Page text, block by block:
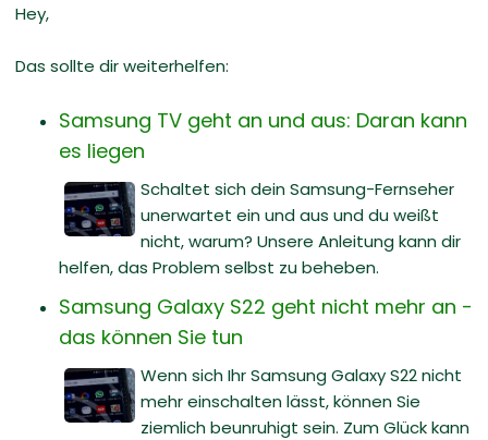
Hey,
Das sollte dir weiterhelfen:
Samsung TV geht an und aus: Daran kann
es liegen
Schaltet sich dein Samsung-Fernseher
unerwartet ein und aus und du weißt
nicht, warum? Unsere Anleitung kann dir
helfen, das Problem selbst zu beheben.
Samsung Galaxy S22 geht nicht mehr an -
das können Sie tun
Wenn sich Ihr Samsung Galaxy S22 nicht
mehr einschalten lässt, können Sie
ziemlich beunruhigt sein. Zum Glück kann